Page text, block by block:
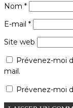
Nom *
E-mail *
Site web
Prévenez-moi
mail.
Prévenez-moi